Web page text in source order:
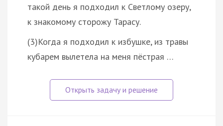
такой день я подходил к Светлому озеру,
к знакомому сторожу Тарасу.
(3)Когда я подходил к избушке, из травы
кубарем вылетела на меня пёстрая …